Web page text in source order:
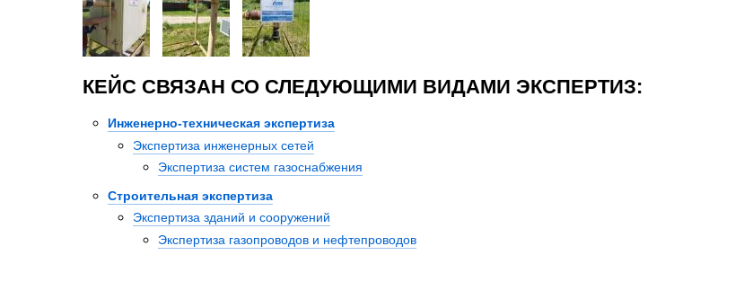
КЕЙС СВЯЗАН СО СЛЕДУЮЩИМИ ВИДАМИ ЭКСПЕРТИЗ:
Инженерно-техническая экспертиза
Экспертиза инженерных сетей
Экспертиза систем газоснабжения
Строительная экспертиза
Экспертиза зданий и сооружений
Экспертиза газопроводов и нефтепроводов